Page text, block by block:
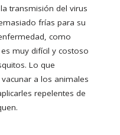
transmisión del virus
frías para su
como
muy difícil y costoso
Lo que
a los animales
repelentes de